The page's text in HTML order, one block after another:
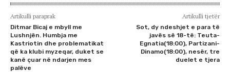
Artikulli paraprak
Ditmar Bicaj e mbyll me
Lushnjën. Humbja me
Kastriotin dhe problematikat
që ka klubi myzeqar, duket se
kanë çuar në ndarjen mes
palëve
Artikulli tjetër
Sot, dy ndeshjet e para të
javës së 18-të: Teuta-
Egnatia(18:00), Partizani-
Dinamo(18:00), nesër, tre
duelet e tjera